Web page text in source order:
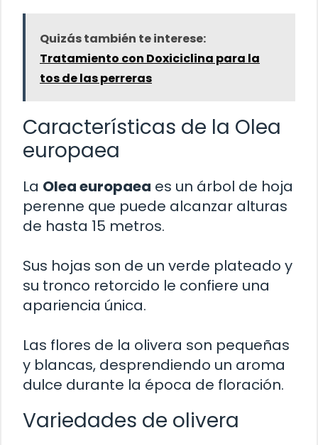
Quizás también te interese:
Tratamiento con Doxiciclina para la
tos de las perreras
Características de la Olea
europaea
La Olea europaea es un árbol de hoja
perenne que puede alcanzar alturas
de hasta 15 metros.
Sus hojas son de un verde plateado y
su tronco retorcido le confiere una
apariencia única.
Las flores de la olivera son pequeñas
y blancas, desprendiendo un aroma
dulce durante la época de floración.
Variedades de olivera